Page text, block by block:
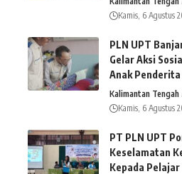
Kamis, 6 Agustus
PLN UPT
Gelar Aksi
Anak
Kalimantan Tengah
Kamis, 6 Agustus
PT PLN UPT
Keselamatan
Kepada Pelajar